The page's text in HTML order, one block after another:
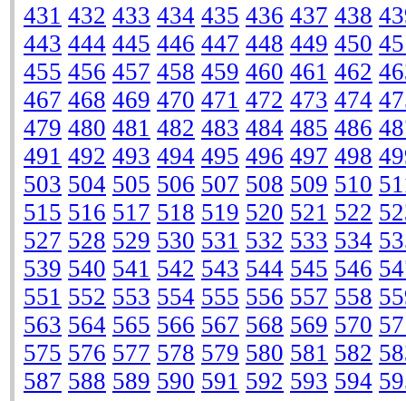
431 432 433 434 435 436 437 438
443 444 445 446 447 448 449 450
455 456 457 458 459 460 461 462
467 468 469 470 471 472 473 474
479 480 481 482 483 484 485 486
491 492 493 494 495 496 497 498
503 504 505 506 507 508 509 510
515 516 517 518 519 520 521 522
527 528 529 530 531 532 533 534
539 540 541 542 543 544 545 546
551 552 553 554 555 556 557 558
563 564 565 566 567 568 569 570
575 576 577 578 579 580 581 582
587 588 589 590 591 592 593 594